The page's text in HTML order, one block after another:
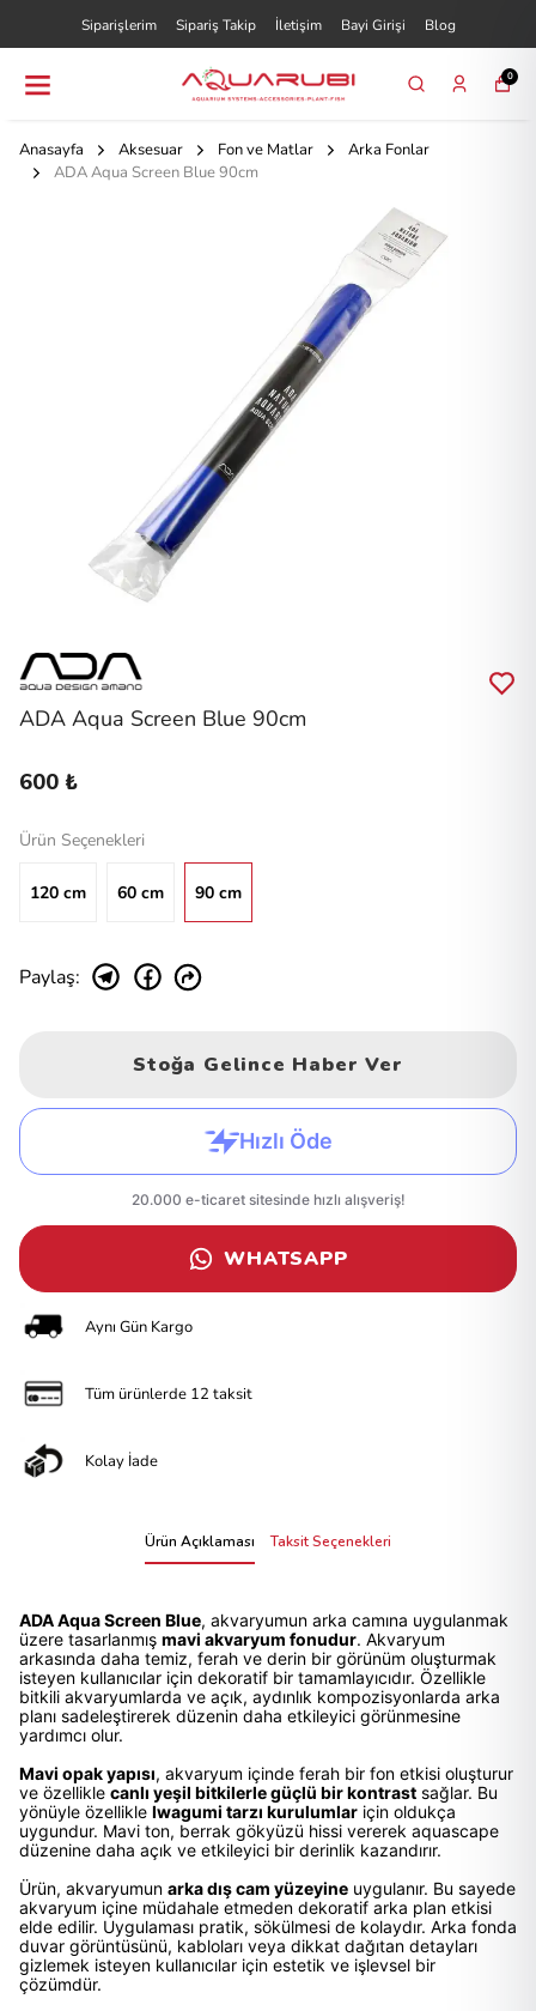
Siparişlerim Sipariş Takip İletişim Bayi Girişi Blog
0
Anasayfa Aksesuar Fon ve Matlar
Arka Fonlar
ADA Aqua Screen Blue 90cm
ADA Aqua Screen Blue 90cm
600 ₺
Ürün Seçenekleri
120 cm 60 cm 90 cm
Paylaş:
Stoğa Gelince Haber Ver
WHATSAPP
Aynı Gün Kargo
Tüm ürünlerde 12 taksit
Kolay İade
Ürün Açıklaması Taksit Seçenekleri
ADA Aqua Screen Blue, akvaryumun arka camına uygulanmak
üzere tasarlanmış mavi akvaryum fonudur. Akvaryum
arkasında daha temiz, ferah ve derin bir görünüm oluşturmak
isteyen kullanıcılar için dekoratif bir tamamlayıcıdır. Özellikle
bitkili akvaryumlarda ve açık, aydınlık kompozisyonlarda arka
planı sadeleştirerek düzenin daha etkileyici görünmesine
yardımcı olur.
Mavi opak yapısı, akvaryum içinde ferah bir fon etkisi oluşturur
ve özellikle canlı yeşil bitkilerle güçlü bir kontrast sağlar. Bu
yönüyle özellikle Iwagumi tarzı kurulumlar için oldukça
uygundur. Mavi ton, berrak gökyüzü hissi vererek aquascape
düzenine daha açık ve etkileyici bir derinlik kazandırır.
Ürün, akvaryumun arka dış cam yüzeyine uygulanır. Bu sayede
akvaryum içine müdahale etmeden dekoratif arka plan etkisi
elde edilir. Uygulaması pratik, sökülmesi de kolaydır. Arka fonda
duvar görüntüsünü, kabloları veya dikkat dağıtan detayları
gizlemek isteyen kullanıcılar için estetik ve işlevsel bir
çözümdür.